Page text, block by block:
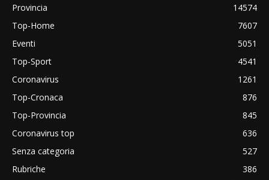
Provincia
14574
Top-Home
7607
Eventi
5051
Top-Sport
4541
Coronavirus
1261
Top-Cronaca
876
Top-Provincia
845
Coronavirus top
636
Senza categoria
527
Rubriche
386